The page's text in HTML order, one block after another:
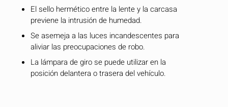
El sello hermético entre la lente y la carcasa
previene la intrusión de humedad.
Se asemeja a las luces incandescentes para
aliviar las preocupaciones de robo.
La lámpara de giro se puede utilizar en la
posición delantera o trasera del vehículo.